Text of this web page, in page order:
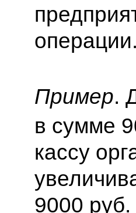
операции.
Пример.
в сумме
кассу
9000